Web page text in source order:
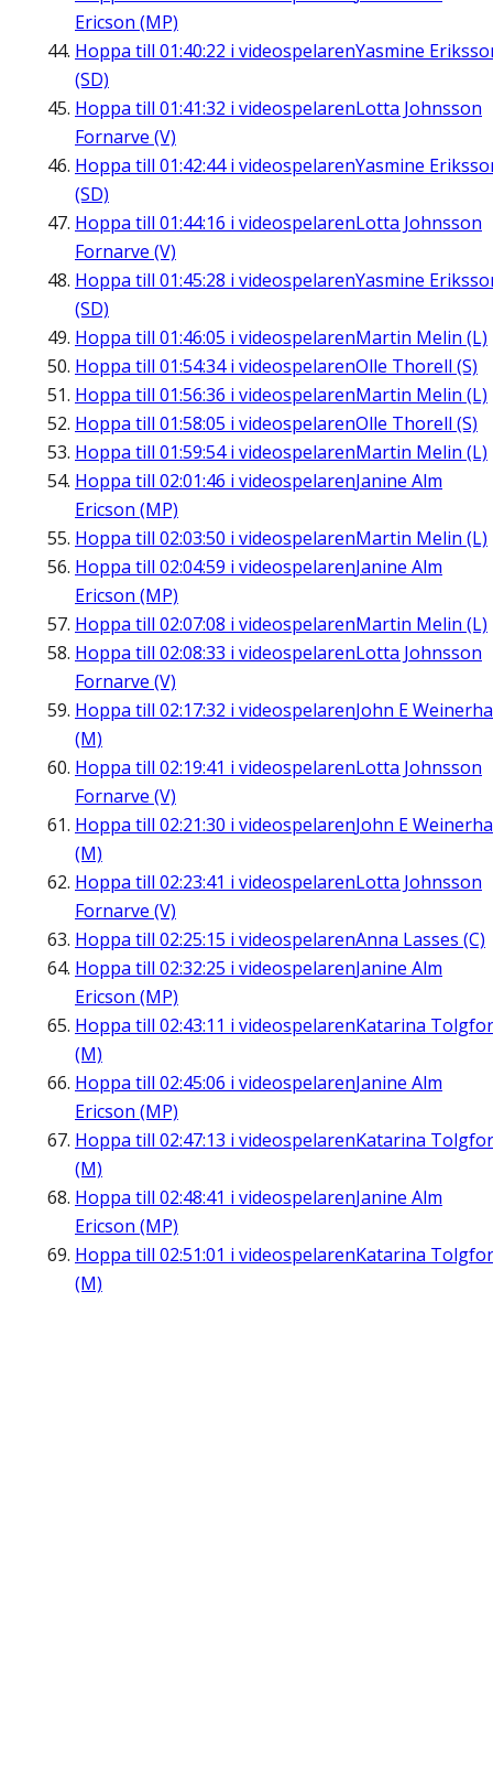
Ericson (MP)
Hoppa till 01:40:22 i videospelarenYasmine
(SD)
Hoppa till 01:41:32 i videospelarenLotta Johnsson
Fornarve (V)
Hoppa till 01:42:44i videospelarenYasmine
(SD)
Hoppa till 01:44:16 i videospelarenLotta Johnsson
Fornarve (V)
Hoppa till 01:45:28 i videospelarenYasmine
(SD)
Hoppa till 01:46:05 i videospelarenMartin Melin (L)
Hoppa till 01:54:34i videospelarenOlle Thorell (S)
Hoppa till 01:56:36 i videospelarenMartin Melin (L)
Hoppa till 01:58:05 i videospelarenOlle Thorell (S)
Hoppa till 01:59:54i videospelarenMartin Melin (L)
Hoppa till 02:01:46 i videospelarenJanine Alm
Ericson (MP)
Hoppa till 02:03:50 i videospelarenMartin Melin (L)
Hoppa till 02:04:59 i videospelarenJanine Alm
Ericson (MP)
Hoppa till 02:07:08 i videospelarenMartin Melin (L)
Hoppa till 02:08:33 i videospelarenLotta Johnsson
Fornarve (V)
Hoppa till 02:17:32 i videospelarenJohn E
(M)
Hoppa till 02:19:41 i videospelarenLotta Johnsson
Fornarve (V)
Hoppa till 02:21:30 i videospelarenJohn E
(M)
Hoppa till 02:23:41 i videospelarenLotta Johnsson
Fornarve (V)
Hoppa till 02:25:15 i videospelarenAnna Lasses (C)
Hoppa till 02:32:25 i videospelarenJanine Alm
Ericson (MP)
Hoppa till 02:43:11 i videospelarenKatarina
(M)
Hoppa till 02:45:06 i videospelarenJanine Alm
Ericson (MP)
Hoppa till 02:47:13 i videospelarenKatarina
(M)
Hoppa till 02:48:41 i videospelarenJanine Alm
Ericson (MP)
Hoppa till 02:51:01 i videospelarenKatarina
(M)